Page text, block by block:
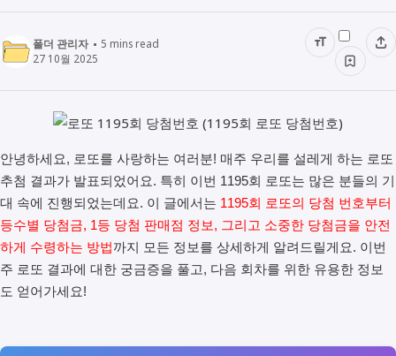
폴더 관리자 5 mins read
27 10월 2025
안녕하세요, 로또를 사랑하는 여러분! 매주 우리를 설레게 하는 로또
추첨 결과가 발표되었어요. 특히 이번 1195회 로또는 많은 분들의 기
대 속에 진행되었는데요. 이 글에서는 1195회 로또의 당첨 번호부터
등수별 당첨금, 1등 당첨 판매점 정보, 그리고 소중한 당첨금을 안전
하게 수령하는 방법까지 모든 정보를 상세하게 알려드릴게요. 이번
주 로또 결과에 대한 궁금증을 풀고, 다음 회차를 위한 유용한 정보
도 얻어가세요!